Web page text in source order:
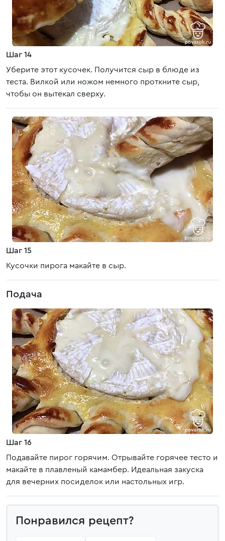
Шаг 14
Уберите этот кусочек. Получится сыр в блюде из
теста. Вилкой или ножом немного проткните сыр,
чтобы он вытекал сверху.
Шаг 15
Кусочки пирога макайте в сыр.
Подача
Шаг 16
Подавайте пирог горячим. Отрывайте горячее тесто и
макайте в плавленый камамбер. Идеальная закуска
для вечерних посиделок или настольных игр.
Понравился рецепт?